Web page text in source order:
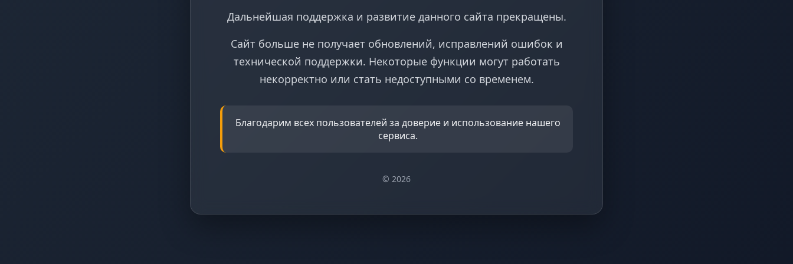
Дальнейшая поддержка и развитие данного сайта прекращены.
Сайт больше не получает обновлений, исправлений ошибок и
технической поддержки. Некоторые функции могут работать
некорректно или стать недоступными со временем.
Благодарим всех пользователей за доверие и использование нашего
сервиса.
© 2026